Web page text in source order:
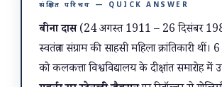
संक्षिप्त परिचय — QUICK ANSWER
बीना दास(24 अगस्त 1911 – 26 दिसंबर
स्वतंत्रता संग्राम की साहसी महिला क्रांतिकारी
को कलकत्ता विश्वविद्यालय के दीक्षांत समारोह में